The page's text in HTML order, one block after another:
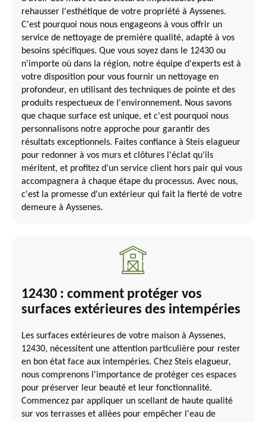
rehausser l'esthétique de votre propriété à Ayssenes.
C'est pourquoi nous nous engageons à vous offrir un
service de nettoyage de première qualité, adapté à vos
besoins spécifiques. Que vous soyez dans le 12430 ou
n'importe où dans la région, notre équipe d'experts est à
votre disposition pour vous fournir un nettoyage en
profondeur, en utilisant des techniques de pointe et des
produits respectueux de l'environnement. Nous savons
que chaque surface est unique, et c'est pourquoi nous
personnalisons notre approche pour garantir des
résultats exceptionnels. Faites confiance à Steis elagueur
pour redonner à vos murs et clôtures l'éclat qu'ils
méritent, et profitez d'un service client hors pair qui vous
accompagnera à chaque étape du processus. Avec nous,
c'est la promesse d'un extérieur qui fait la fierté de votre
demeure à Ayssenes.
12430 : comment protéger vos
surfaces extérieures des intempéries
Les surfaces extérieures de votre maison à Ayssenes,
12430, nécessitent une attention particulière pour rester
en bon état face aux intempéries. Chez Steis elagueur,
nous comprenons l'importance de protéger ces espaces
pour préserver leur beauté et leur fonctionnalité.
Commencez par appliquer un scellant de haute qualité
sur vos terrasses et allées pour empêcher l'eau de